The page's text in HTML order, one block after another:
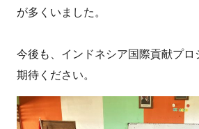
が多くいました。
今後も、インドネシア国際貢献プロ
期待ください。